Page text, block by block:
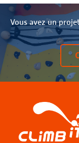
Vous avez un